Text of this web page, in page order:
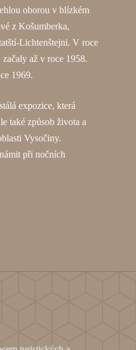
oborou v blízkém
z Košumberka,
Lichtenštejni. V roce
až v roce 1958.
1969.
expozice, která
také způsob života a
Vysočiny.
při nočních